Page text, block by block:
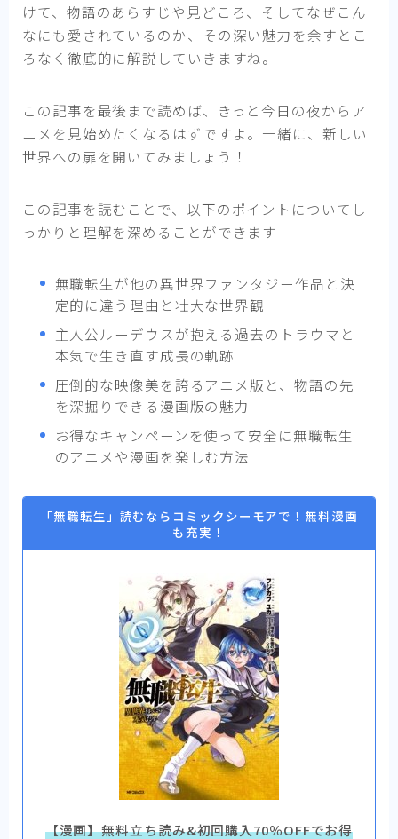
けて、物語のあらすじや見どころ、そしてなぜこん
なにも愛されているのか、その深い魅力を余すとこ
ろなく徹底的に解説していきますね。
この記事を最後まで読めば、きっと今日の夜からア
ニメを見始めたくなるはずですよ。一緒に、新しい
世界への扉を開いてみましょう！
この記事を読むことで、以下のポイントについてし
っかりと理解を深めることができます
無職転生が他の異世界ファンタジー作品と決
定的に違う理由と壮大な世界観
主人公ルーデウスが抱える過去のトラウマと
本気で生き直す成長の軌跡
圧倒的な映像美を誇るアニメ版と、物語の先
を深掘りできる漫画版の魅力
お得なキャンペーンを使って安全に無職転生
のアニメや漫画を楽しむ方法
「無職転生」読むならコミックシーモアで！無料漫画
も充実！
【漫画】無料立ち読み&初回購入70％OFFでお得